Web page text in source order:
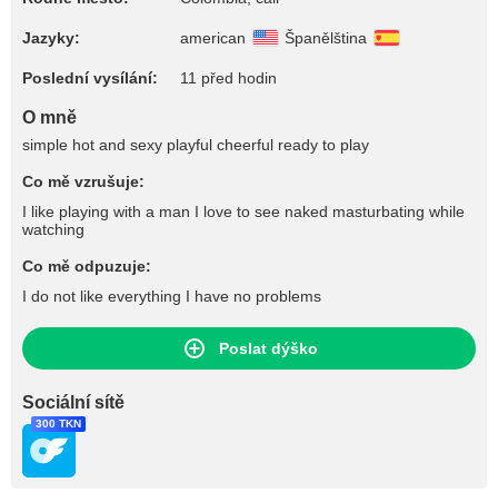
Jazyky: american Španělština
Poslední vysílání: 11 před hodin
O mně
simple hot and sexy playful cheerful ready to play
Co mě vzrušuje:
I like playing with a man I love to see naked masturbating while
watching
Co mě odpuzuje:
I do not like everything I have no problems
Poslat dýško
Sociální sítě
300 TKN